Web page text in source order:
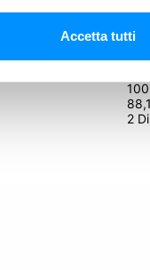
Accetta tutti
ad tenebras
2